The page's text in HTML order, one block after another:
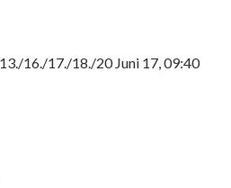
16./17./18./20 Juni 17, 09:40